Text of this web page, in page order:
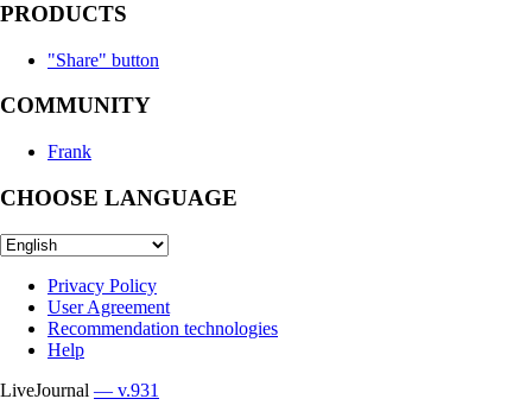
PRODUCTS
"Share" button
COMMUNITY
Frank
CHOOSE LANGUAGE
Privacy Policy
User Agreement
Recommendation technologies
Help
LiveJournal — v.931